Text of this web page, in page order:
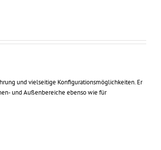
und vielseitige Konfigurationsmöglichkeiten. Er
und Außenbereiche ebenso wie für